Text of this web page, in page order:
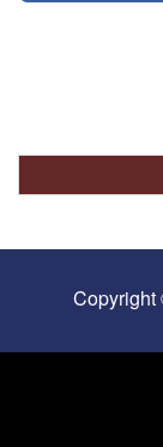
Copyright